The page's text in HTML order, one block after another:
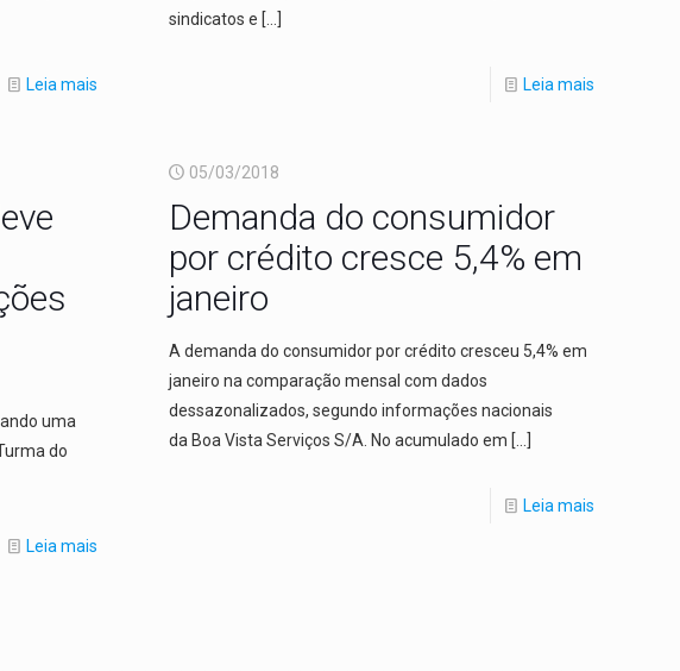
Leia mais
sindicatos e […]
Leia mais
uma
do
Leia mais
05/03/2018
Demanda do consumidor
por crédito cresce 5,4% em
janeiro
A demanda do consumidor por crédito cresceu 5,4% em
janeiro na comparação mensal com dados
dessazonalizados, segundo informações nacionais
da Boa Vista Serviços S/A. No acumulado em […]
Leia mais